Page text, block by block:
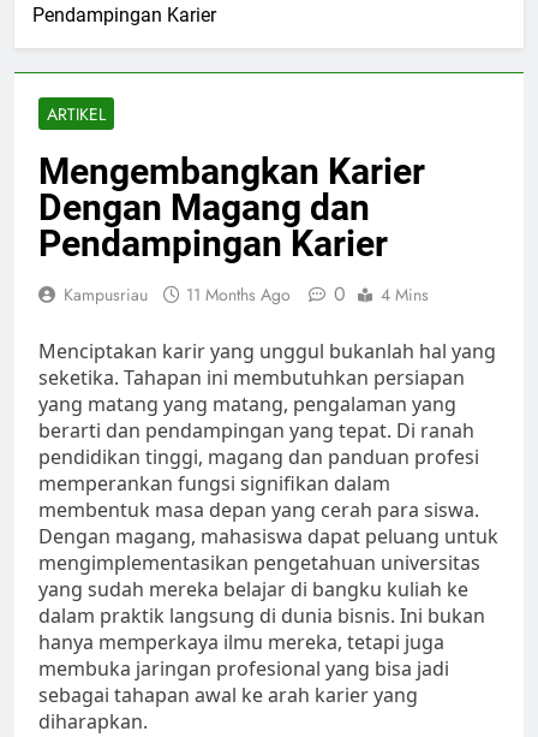
Pendampingan Karier
ARTIKEL
Mengembangkan Karier
Dengan Magang dan
Pendampingan Karier
Kampusriau 11 Months Ago 0 4 Mins
Menciptakan karir yang unggul bukanlah hal yang
seketika. Tahapan ini membutuhkan persiapan
yang matang yang matang, pengalaman yang
berarti dan pendampingan yang tepat. Di ranah
pendidikan tinggi, magang dan panduan profesi
memperankan fungsi signifikan dalam
membentuk masa depan yang cerah para siswa.
Dengan magang, mahasiswa dapat peluang untuk
mengimplementasikan pengetahuan universitas
yang sudah mereka belajar di bangku kuliah ke
dalam praktik langsung di dunia bisnis. Ini bukan
hanya memperkaya ilmu mereka, tetapi juga
membuka jaringan profesional yang bisa jadi
sebagai tahapan awal ke arah karier yang
diharapkan.